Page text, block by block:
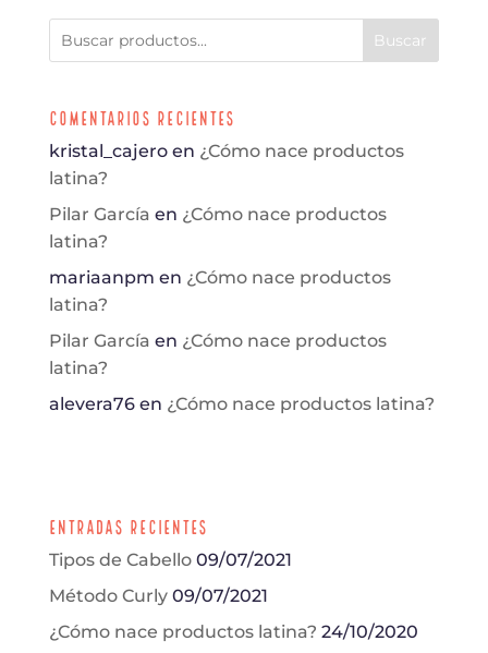
Buscar
Comentarios Recientes
kristal_cajeroen ¿Cómo nace productos
latina?
Pilar García en ¿Cómo nace productos
latina?
mariaanpm en ¿Cómo nace productos
latina?
Pilar García en ¿Cómo nace productos
latina?
alevera76en ¿Cómo nace productos latina?
Entradas Recientes
Tipos de Cabello 09/07/2021
Método Curly 09/07/2021
¿Cómo nace productos latina? 24/10/2020